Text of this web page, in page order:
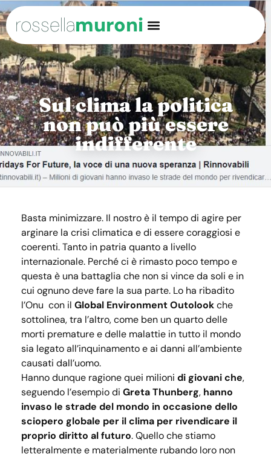
rossellamuroni
Sul clima la politica
non può più essere
indifferente
Basta minimizzare. Il nostro è il tempo di agire per
arginare la crisi climatica e di essere coraggiosi e
coerenti. Tanto in patria quanto a livello
internazionale. Perché ci è rimasto poco tempo e
questa è una battaglia che non si vince da soli e in
cui ognuno deve fare la sua parte. Lo ha ribadito
l’Onu con il Global Environment Outolookche
sottolinea, tra l’altro, come ben un quarto delle
morti premature e delle malattie in tutto il mondo
sia legato all’inquinamento e ai danni all’ambiente
causati dall’uomo.
Hanno dunque ragione quei milioni di giovani che,
seguendo l’esempio di Greta Thunberg, hanno
invaso le strade del mondo in occasione dello
sciopero globale per il clima per rivendicare il
proprio diritto al futuro. Quello che stiamo
letteralmente e materialmente rubando loro non